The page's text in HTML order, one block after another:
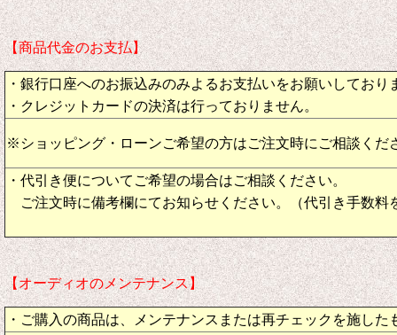
【商品代金のお支払】
・銀行口座へのお振込みのみよるお支払いをお願いしており
・クレジットカードの決済は行っておりません。
※ショッピング・ローンご希望の方はご注文時にご相談くだ
・代引き便についてご希望の場合はご相談ください。
ご注文時に備考欄にてお知らせください。（代引き手数料
【オーディオのメンテナンス】
・ご購入の商品は、メンテナンスまたは再チェックを施し